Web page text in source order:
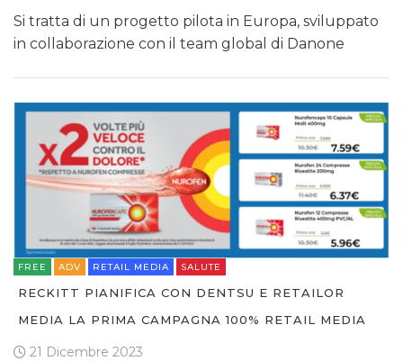
Si tratta di un progetto pilota in Europa, sviluppato
in collaborazione con il team global di Danone
FREE ADV RETAIL MEDIA SALUTE
RECKITT PIANIFICA CON DENTSU E RETAILOR
MEDIA LA PRIMA CAMPAGNA 100% RETAIL MEDIA
21 Dicembre 2023